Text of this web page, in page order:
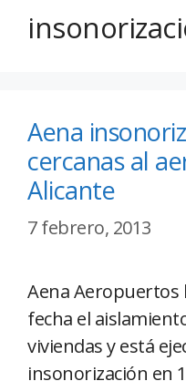
Aena
cercanas al
Alicante
7 febrero, 2013
Aena Aeropuertos
fecha el
viviendas y está
insonorización en